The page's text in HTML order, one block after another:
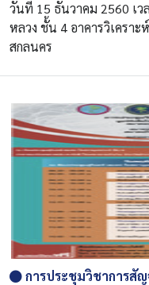
วันที่ 15 ธันวาคม 2560 เ
หลวง ชั้น 4 อาคารวิเครา
สกลนคร
การประชุมวิชาการสั